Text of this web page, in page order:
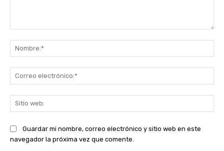
Guardar mi nombre, correo electrónico y sitio web en este
navegador la próxima vez que comente.